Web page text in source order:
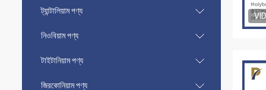
ট্যান্টালিয়াম পণ্য
নিওবিয়াম পণ্য
টাইটানিয়াম পণ্য
জিরকোনিয়াম পণ্য